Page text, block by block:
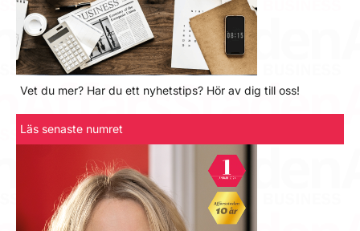
Vet du mer? Har du ett nyhetstips? Hör av dig till oss!
Läs senaste numret